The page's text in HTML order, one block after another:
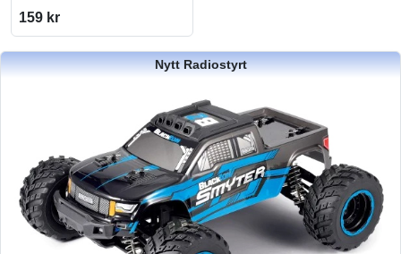
159 kr
Nytt Radiostyrt